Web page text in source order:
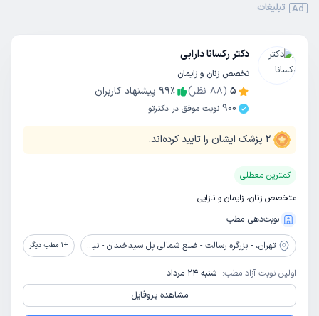
دکتر رکسانا دارابی
تخصص زنان و زایمان
5
(
88 نظر) 99٪
پیشنهاد کاربران
900 نوبت موفق در دکترتو
2 پزشک ایشان را تایید کرده‌اند.
کمترین معطلی
متخصص زنان، زایمان و نازایی
نوبت‌دهی مطب
تهران، - بزرگره رسالت - ضلع شمالی پل سیدخندان - نبش خیابان ابوذر غفاری - بیمارستان رسالت تهران +
1 مطب دیگر
اولین نوبت آزاد مطب: شنبه 24 مرداد
مشاهده پروفایل
Ad تبلیغات